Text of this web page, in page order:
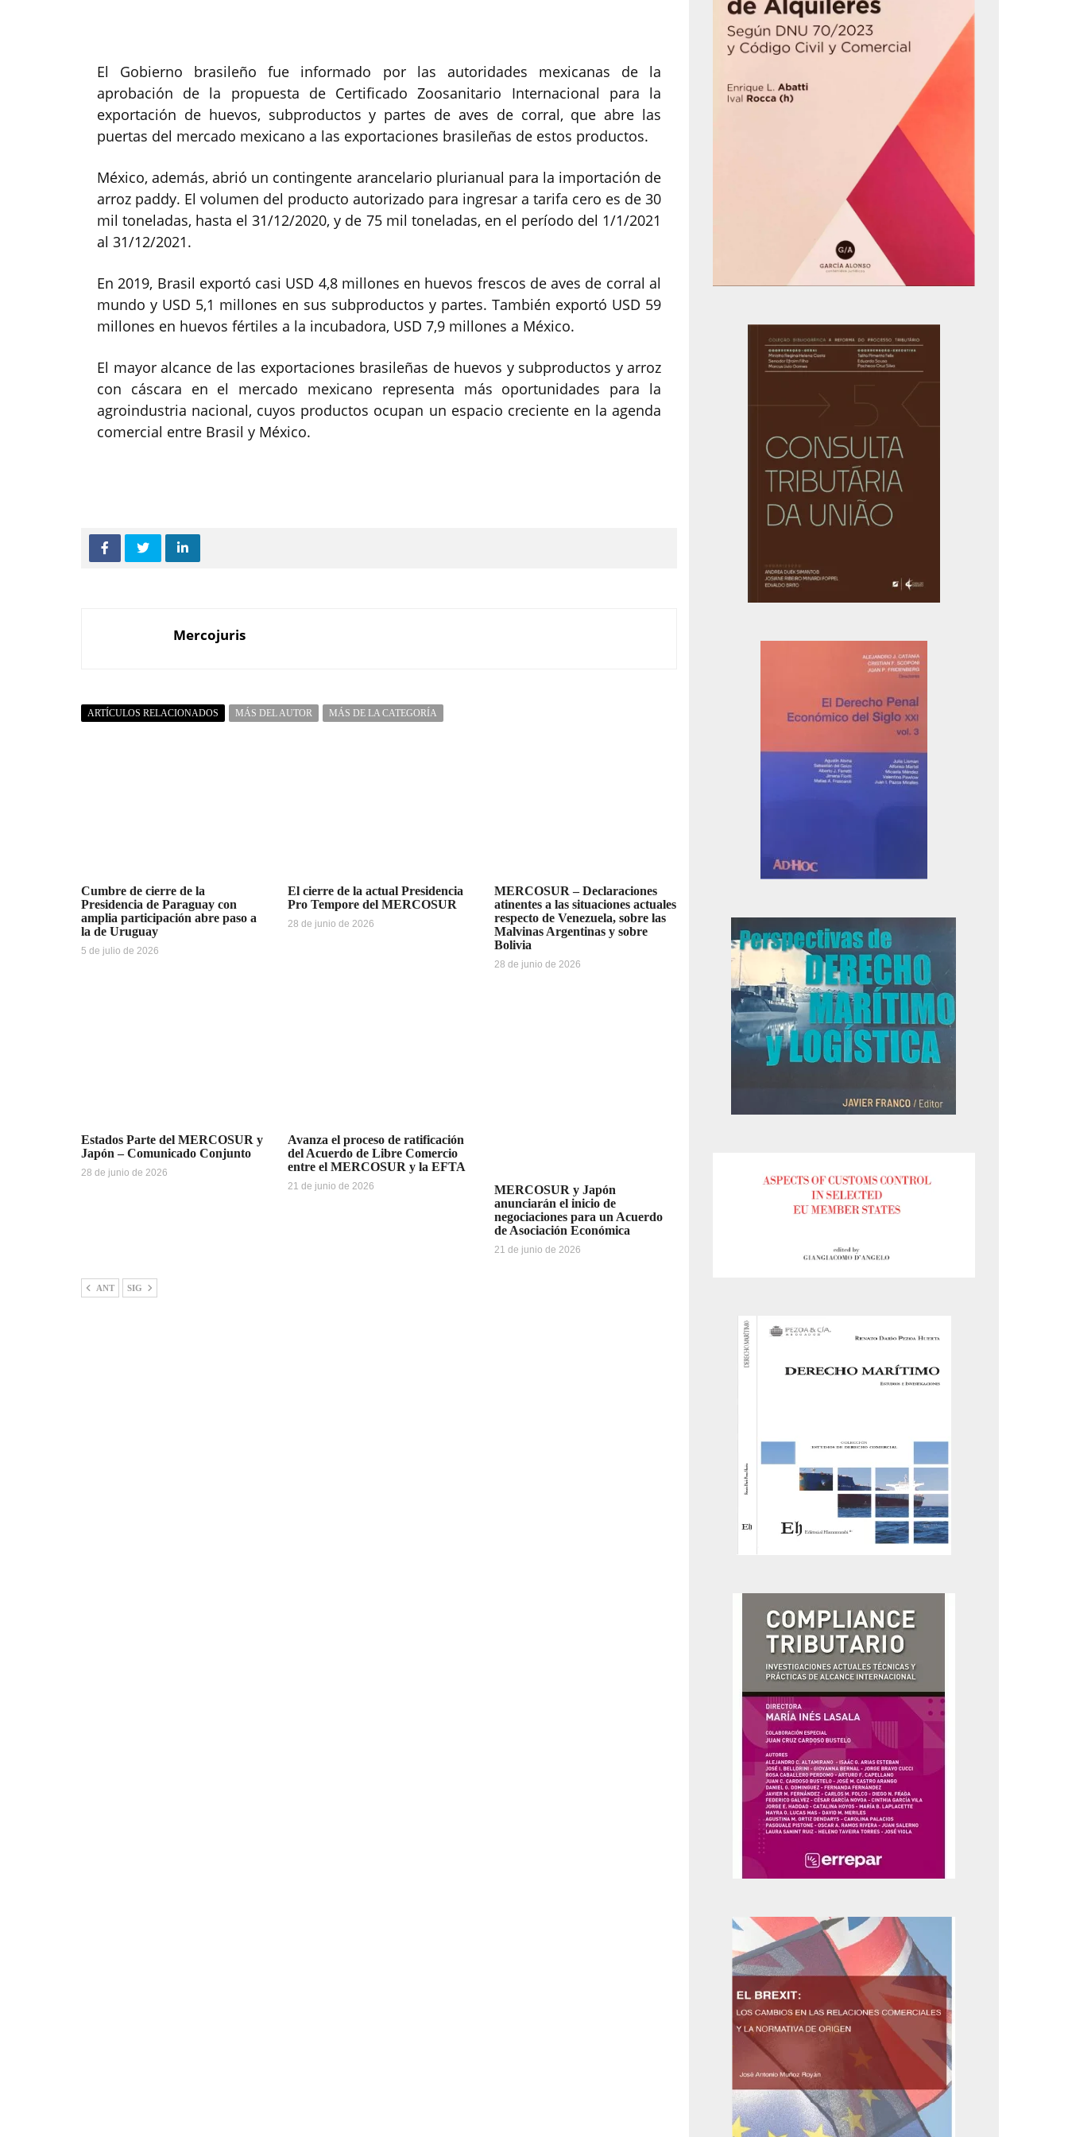
El Gobierno brasileño fue informado por las autoridades mexicanas de la
aprobación de la propuesta de Certificado Zoosanitario Internacional para la
exportación de huevos, subproductos y partes de aves de corral, que abre las
puertas del mercado mexicano a las exportaciones brasileñas de estos productos.
México, además, abrió un contingente arancelario plurianual para la importación de
arroz paddy. El volumen del producto autorizado para ingresar a tarifa cero es de 30
mil toneladas, hasta el 31/12/2020, y de 75 mil toneladas, en el período del 1/1/2021
al 31/12/2021.
En 2019, Brasil exportó casi USD 4,8 millones en huevos frescos de aves de corral al
mundo y USD 5,1 millones en sus subproductos y partes. También exportó USD 59
millones en huevos fértiles a la incubadora, USD 7,9 millones a México.
El mayor alcance de las exportaciones brasileñas de huevos y subproductos y arroz
con cáscara en el mercado mexicano representa más oportunidades para la
agroindustria nacional, cuyos productos ocupan un espacio creciente en la agenda
comercial entre Brasil y México.
Mercojuris
ARTÍCULOS RELACIONADOS MÁS DEL AUTOR MÁS DE LA CATEGORÍA
Cumbre de cierre de la
Presidencia de Paraguay con
amplia participación abre paso a
la de Uruguay
5 de julio de 2026
El cierre de la actual Presidencia
Pro Tempore del MERCOSUR
28 de junio de 2026
MERCOSUR – Declaraciones
atinentes a las situaciones actuales
respecto de Venezuela, sobre las
Malvinas Argentinas y sobre
Bolivia
28 de junio de 2026
Estados Parte del MERCOSUR y
Japón – Comunicado Conjunto
28 de junio de 2026
Avanza el proceso de ratificación
del Acuerdo de Libre Comercio
entre el MERCOSUR y la EFTA
21 de junio de 2026
MERCOSUR y Japón
anunciarán el inicio de
negociaciones para un Acuerdo
de Asociación Económica
21 de junio de 2026
ANT SIG